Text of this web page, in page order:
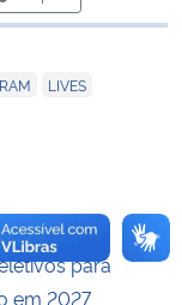
para área de
LIVES
para
em 2027